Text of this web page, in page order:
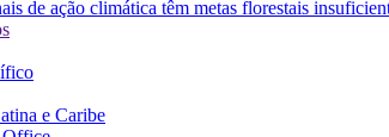
de ação climática têm metas florestais
e Caribe